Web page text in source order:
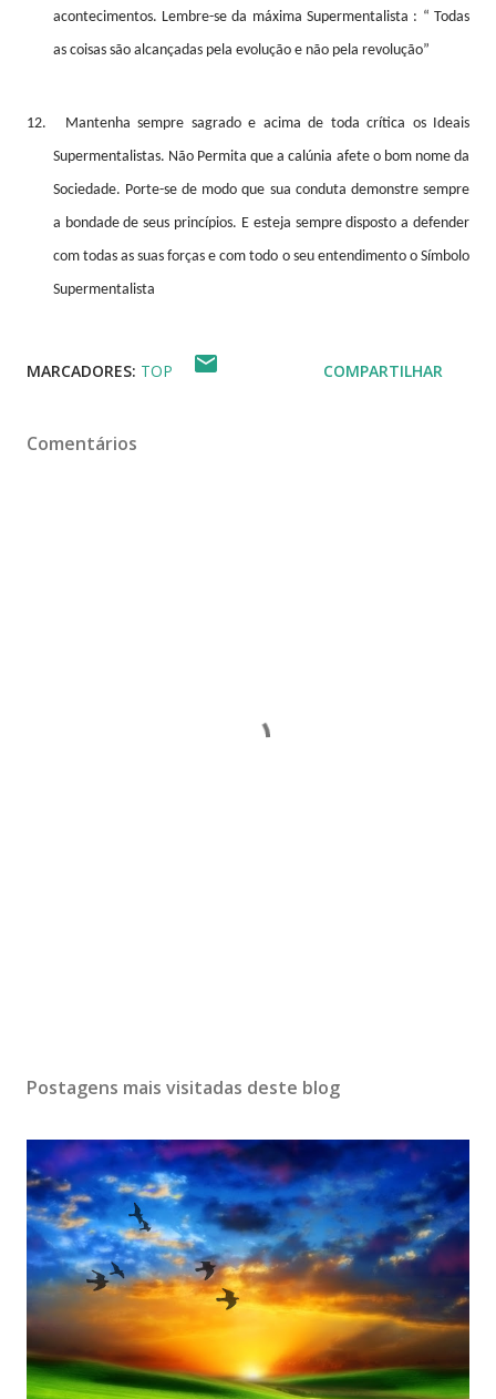
acontecimentos. Lembre-se da máxima Supermentalista : “ Todas
as coisas são alcançadas pela evolução e não pela revolução”
12.
Mantenha sempre sagrado e acima de toda crítica os Ideais
Supermentalistas. Não Permita que a calúnia afete o bom nome da
Sociedade. Porte-se de modo que sua conduta demonstre sempre
a bondade de seus princípios. E esteja sempre disposto a defender
com todas as suas forças e com todo o seu entendimento o Símbolo
Supermentalista
MARCADORES: TOP COMPARTILHAR
Comentários
Postagens mais visitadas deste blog